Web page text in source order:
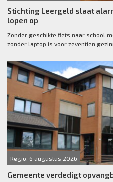
Stichting Leergeld slaat
lopen op
Zonder geschikte fiets naar school
zonder laptop is voor zeventien
Regio, 6 augustus 2026
Gemeente verdedigt